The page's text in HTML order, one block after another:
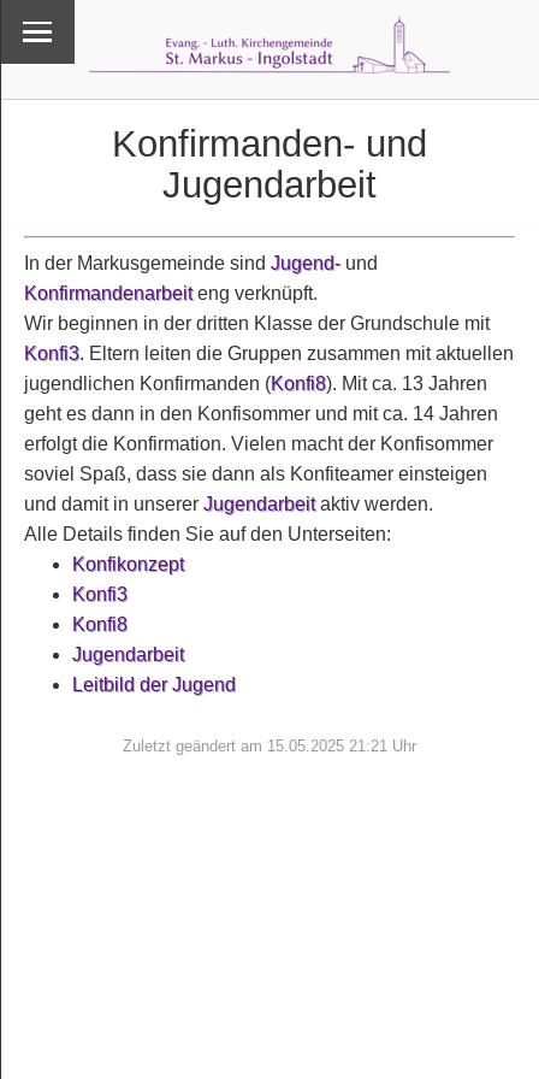
Konfirmanden- und
Jugendarbeit
In der Markusgemeinde sind Jugend-und
Konfirmandenarbeiteng verknüpft.
Wir beginnen in der dritten Klasse der Grundschule mit
Konfi3. Eltern leiten die Gruppen zusammen mit aktuellen
jugendlichen Konfirmanden (Konfi8). Mit ca. 13 Jahren
geht es dann in den Konfisommer und mit ca. 14 Jahren
erfolgt die Konfirmation. Vielen macht der Konfisommer
soviel Spaß, dass sie dann als Konfiteamer einsteigen
und damit in unserer Jugendarbeitaktiv werden.
Alle Details finden Sie auf den Unterseiten:
Konfikonzept
Konfi3
Konfi8
Jugendarbeit
Leitbild der Jugend
Zuletzt geändert am 15.05.2025 21:21 Uhr